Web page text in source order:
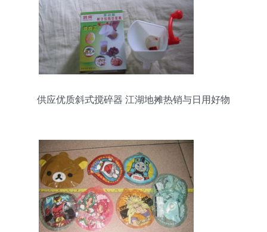
供应优质斜式搅碎器 江湖地摊热销与日用好物